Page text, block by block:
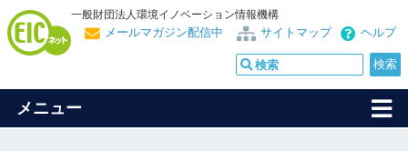
一般財団法人環境イノベーション情報機構
ヘルプ
サイトマップ
メールマガジン配信中
メニュー